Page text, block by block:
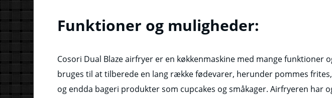
Funktioner og muligheder:
Cosori Dual Blaze airfryer er en køkkenmaskine med mange funktioner
bruges til at tilberede en lang række fødevarer, herunder pommes
og endda bageri produkter som cupcakes og småkager. Airfryeren har